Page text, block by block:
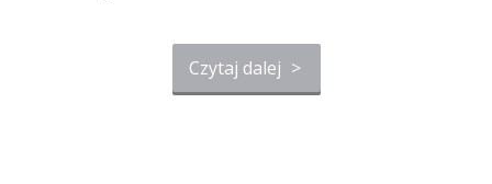
Czytaj dalej >